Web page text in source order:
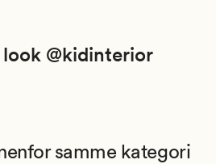
@kidinterior
samme kategori